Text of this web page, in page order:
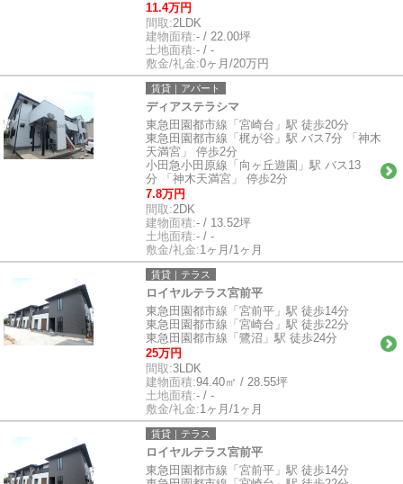
11.4万円
間取:2LDK
建物面積:- / 22.00坪
土地面積:- / -
敷金/礼金:0ヶ月/20万円
賃貸｜アパート
ディアステラシマ
東急田園都市線「宮崎台」駅 徒歩20分
東急田園都市線「梶が谷」駅 バス7分 「神木
天満宮」 停歩2分
小田急小田原線「向ヶ丘遊園」駅 バス13
分 「神木天満宮」 停歩2分
7.8万円
間取:2DK
建物面積:- / 13.52坪
土地面積:- / -
敷金/礼金:1ヶ月/1ヶ月
賃貸｜テラス
ロイヤルテラス宮前平
東急田園都市線「宮前平」駅 徒歩14分
東急田園都市線「宮崎台」駅 徒歩22分
東急田園都市線「鷺沼」駅 徒歩24分
25万円
間取:3LDK
建物面積:94.40㎡ / 28.55坪
土地面積:- / -
敷金/礼金:1ヶ月/1ヶ月
賃貸｜テラス
ロイヤルテラス宮前平
東急田園都市線「宮前平」駅 徒歩14分